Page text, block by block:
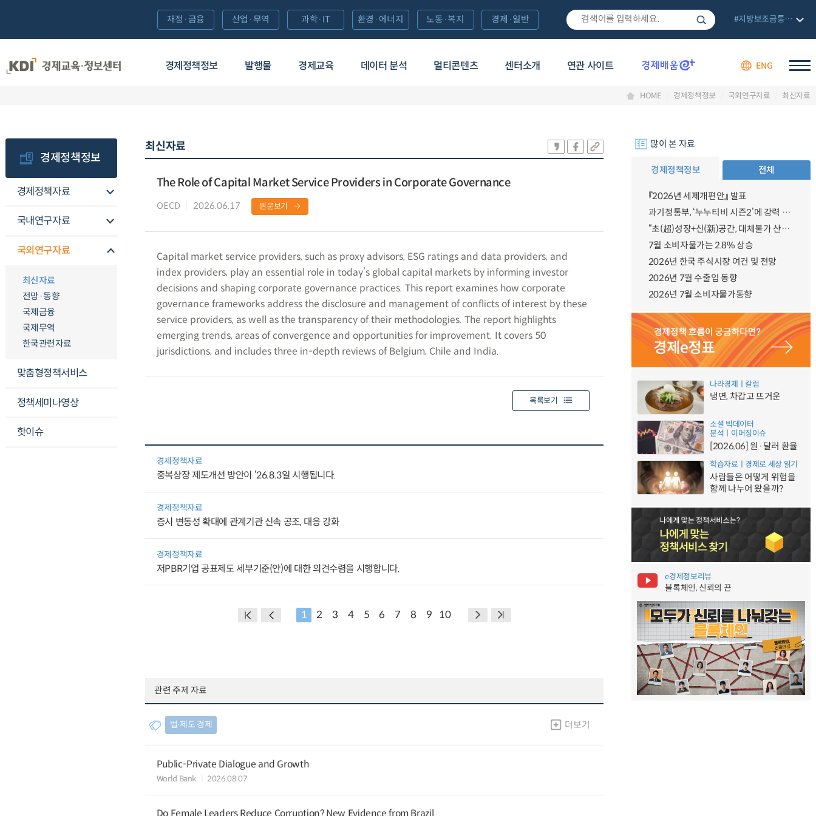
경제정책정보 발행물 경제교육 데이터 분석 멀티콘텐츠 센터소개 연관 사이트 ENG
재정·금융 산업·무역 과학·IT 환경·에너지 노동·복지 경제·일반 #지방보조금통합관리망
HOME 경제정책정보 국외연구자료 최신자료
경제정책정보
경제정책자료
국내연구자료
국외연구자료
최신자료
전망·동향
국제금융
국제무역
한국관련자료
맞춤형정책서비스
정책세미나영상
핫이슈
최신자료
The Role of Capital Market Service Providers in Corporate Governance
OECD 2026.06.17 원문보기
Capital market service providers, such as proxy advisors, ESG ratings and data providers, and
index providers, play an essential role in today’s global capital markets by informing investor
decisions and shaping corporate governance practices. This report examines how corporate
governance frameworks address the disclosure and management of conflicts of interest by these
service providers, as well as the transparency of their methodologies. The report highlights
emerging trends, areas of convergence and opportunities for improvement. It covers 50
jurisdictions, and includes three in-depth reviews of Belgium, Chile and India.
목록보기
경제정책자료
중복상장 제도개선 방안이 ‘26.8.3일 시행됩니다.
경제정책자료
증시 변동성 확대에 관계기관 신속 공조, 대응 강화
경제정책자료
저PBR기업 공표제도 세부기준(안)에 대한 의견수렴을 시행합니다.
1 2 3 4 5 6 7 8 9 10
관련 주제 자료
법∙제도 경제 더보기
Public-Private Dialogue and Growth
World Bank 2026.08.07
Do Female Leaders Reduce Corruption? New Evidence from Brazil
많이 본 자료
경제정책정보 전체
『2026년 세제개편안』 발표
과기정통부, ‘누누티비 시즌2’에 강력 대응 의지 밝혀
“초(超)성장+신(新)공간, 대체불가 산업강국”
7월 소비자물가는 2.8% 상승
2026년 한국 주식시장 여건 및 전망
2026년 7월 수출입 동향
2026년 7월 소비자물가동향
나라경제ㅣ칼럼
냉면, 차갑고 뜨거운
소셜 빅데이터
분석ㅣ이머징이슈
[2026.06] 원·달러 환율
학습자료ㅣ경제로 세상 읽기
사람들은 어떻게 위험을
함께 나누어 왔을까?
e경제정보리뷰
블록체인, 신뢰의 끈